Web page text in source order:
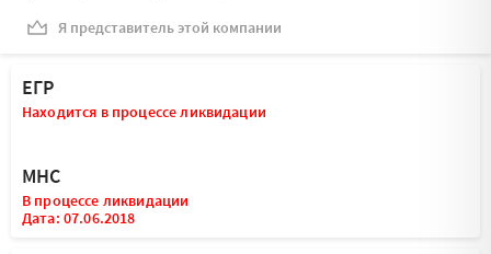
Швеция
Мальта
Я представитель этой компании
ЕГР
Находится в процессе ликвидации
МНС
В процессе ликвидации
Дата: 07.06.2018